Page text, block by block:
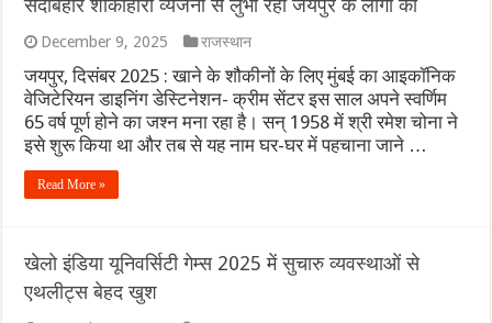
महंगाई का झटका: महाराष्ट्र में 11 अगस्त से महंगे होंगे गाय और भैंस के
खुद को केवल शरीर या मन समझना है बड़ा भ्रम! अष्टावक्र गीता से समझें
10 से 16 अगस्त 2026 का साप्ताहिक राशिफल: जानें इस हफ्ते किन
होर्मुज जलडमरूमध्य में अमेरिका-ईरान तनाव से समुद्री मार्ग बाधित:
चोट के बाद धमाकेदार वापसी: असम की अश्मिता चालिहा ने कोरिया
सदाबहार शाकाहारी व्यंजनों से लुभा रहा जयपुर के लोगों को
December 9, 2025 राजस्थान
जयपुर, दिसंबर 2025 : खाने के शौकीनों के लिए मुंबई का आइकॉनिक
वेजिटेरियन डाइनिंग डेस्टिनेशन- क्रीम सेंटर इस साल अपने स्वर्णिम
65 वर्ष पूर्ण होने का जश्न मना रहा है। सन् 1958 में श्री रमेश चोना ने
इसे शुरू किया था और तब से यह नाम घर-घर में पहचाना जाने …
Read More »
खेलो इंडिया यूनिवर्सिटी गेम्स 2025 में सुचारु व्यवस्थाओं से
एथलीट्स बेहद खुश